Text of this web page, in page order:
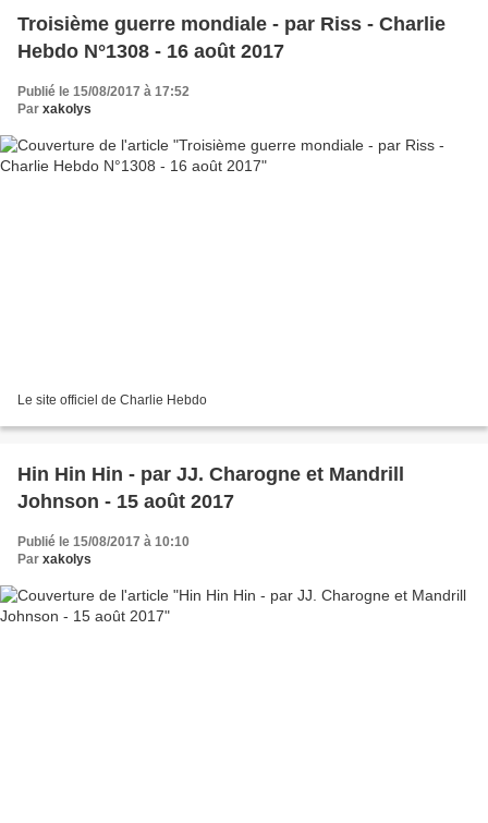
Troisième guerre mondiale - par Riss - Charlie
Hebdo N°1308 - 16 août 2017
Publié le 15/08/2017 à 17:52
Par xakolys
Le site officiel de Charlie Hebdo
Hin Hin Hin - par JJ. Charogne et Mandrill
Johnson - 15 août 2017
Publié le 15/08/2017 à 10:10
Par xakolys